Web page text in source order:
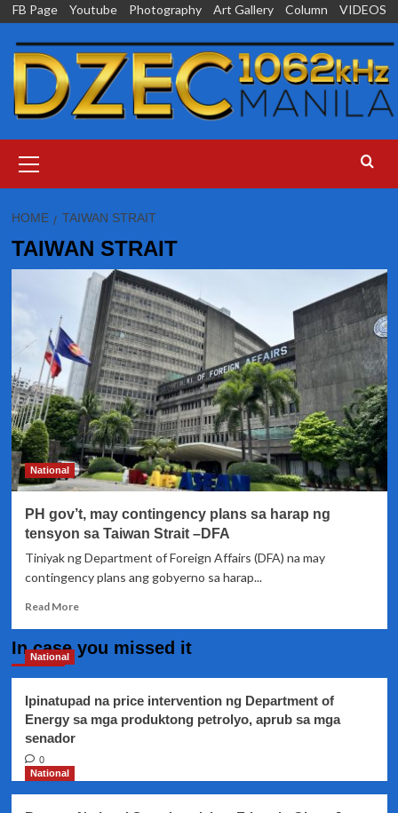
Skip
content
FB Page Youtube Photography Art Gallery Column VIDEOS
Menu
HOME TAIWAN STRAIT
TAIWAN STRAIT
National
PH gov’t, may contingency plans sa harap ng
tensyon sa Taiwan Strait –DFA
Tiniyak ng Department of Foreign Affairs (DFA) na may
contingency plans ang gobyerno sa harap...
Read MoreRead
PH
contingency
plans
In case you missed it
National
Ipinatupad na price intervention ng Department of
Energy sa mga produktong petrolyo, aprub sa mga
senador
0
National